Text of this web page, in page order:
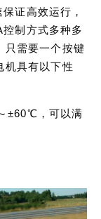
证高效运行，
制方式多种多
只需要一个按键
机具有以下性
±60℃，可以满